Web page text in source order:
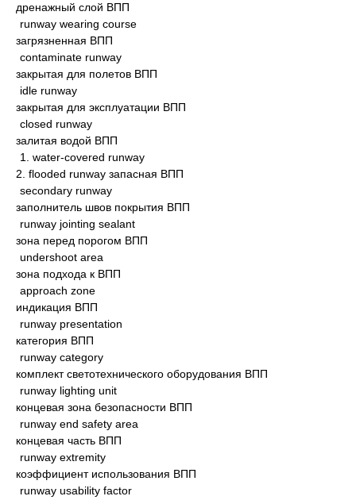
дренажный слой ВПП
runway wearing course
загрязненная ВПП
contaminate runway
закрытая для полетов ВПП
idle runway
закрытая для эксплуатации ВПП
closed runway
залитая водой ВПП
1. water-covered runway
2. flooded runway запасная ВПП
secondary runway
заполнитель швов покрытия ВПП
runway jointing sealant
зона перед порогом ВПП
undershoot area
зона подхода к ВПП
approach zone
индикация ВПП
runway presentation
категория ВПП
runway category
комплект светотехнического оборудования ВПП
runway lighting unit
концевая зона безопасности ВПП
runway end safety area
концевая часть ВПП
runway extremity
коэффициент использования ВПП
runway usability factor